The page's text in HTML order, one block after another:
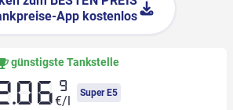
App kostenlos
günstigste Tankstelle
9
€/l
Super E5